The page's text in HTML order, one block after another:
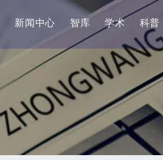
新闻中心 智库 学术 科普